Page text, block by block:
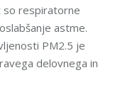
so respiratorne
astme.
PM2.5 je
delovnega in